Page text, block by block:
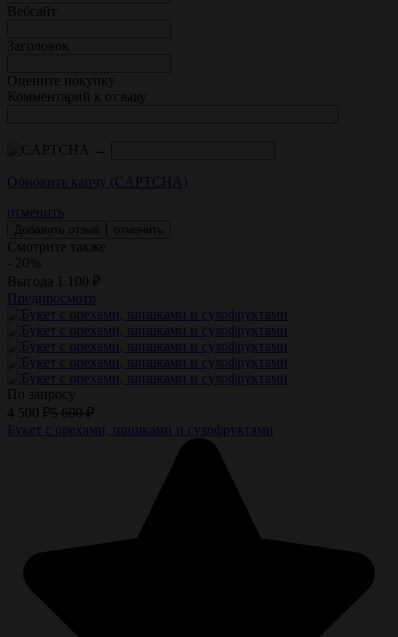
Вебсайт
Заголовок
Оцените покупку
Комментарий к отзыву
→
Обновить капчу (CAPTCHA)
отменить
отменить
Смотрите также
- 20%
Выгода 1 100 ₽
Предпросмотр
По запросу
4 500 ₽5 600 ₽
Букет с орехами, шишками и сухофруктами